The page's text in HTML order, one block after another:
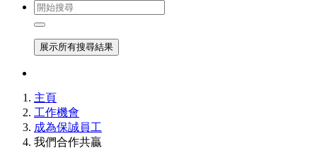
展示所有搜尋結果
主頁
工作機會
成為保誠員工
我們合作共贏